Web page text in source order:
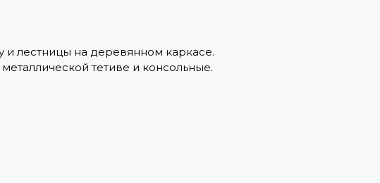
лестницы на деревянном каркасе.
тетиве и консольные.